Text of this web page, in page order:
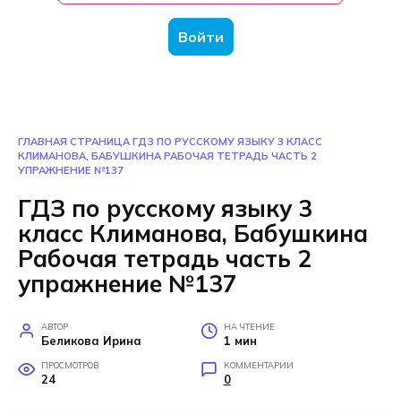
Войти
ГЛАВНАЯ СТРАНИЦА ГДЗ ПО РУССКОМУ ЯЗЫКУ 3 КЛАСС
КЛИМАНОВА, БАБУШКИНА РАБОЧАЯ ТЕТРАДЬ ЧАСТЬ 2
УПРАЖНЕНИЕ №137
ГДЗ по русскому языку 3
класс Климанова, Бабушкина
Рабочая тетрадь часть 2
упражнение №137
АВТОР
Беликова Ирина
НА ЧТЕНИЕ
1 мин
ПРОСМОТРОВ
24
КОММЕНТАРИИ
0